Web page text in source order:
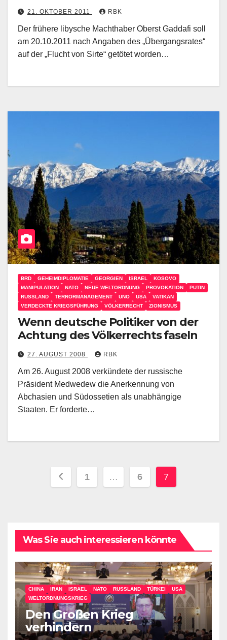
21. OKTOBER 2011 RBK
Der frühere libysche Machthaber Oberst Gaddafi soll
am 20.10.2011 nach Angaben des „Übergangsrates“
auf der „Flucht von Sirte“ getötet worden…
BRD GEHEIMDIPLOMATIE GEORGIEN ISRAEL
KOSOVO
MANIPULATION
NATO NEUE WELTORDNUNG PROVOKATION
PUTIN
RUSSLAND
TERRORMANAGEMENT UNO USA
VATIKAN
VERDECKTE KRIEGSFÜHRUNG
VÖLKERRECHT ZIONISMUS
Wenn deutsche Politiker von der
Achtung des Völkerrechts faseln
27. AUGUST 2008 RBK
Am 26. August 2008 verkündete der russische
Präsident Medwedew die Anerkennung von
Abchasien und Südossetien als unabhängige
Staaten. Er forderte…
Seitennummerierung
1 … 6 7
Was Sie auch interessieren könnte
CHINA IRAN ISRAEL NATO RUSSLAND TÜRKEI
USA
WELTORDNUNGSKRIEG
Den Großen Krieg
verhindern